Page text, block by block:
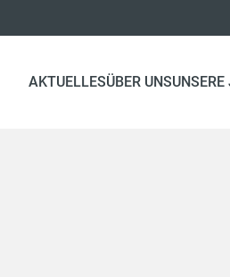
AKTUELLES(CURRENT)
ÜBER UNSUNSERE